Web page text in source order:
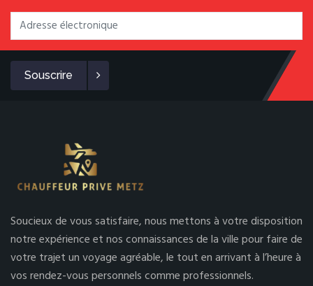
Souscrire
Soucieux de vous satisfaire, nous mettons à votre disposition
notre expérience et nos connaissances de la ville pour faire de
votre trajet un voyage agréable, le tout en arrivant à l’heure à
vos rendez-vous personnels comme professionnels.